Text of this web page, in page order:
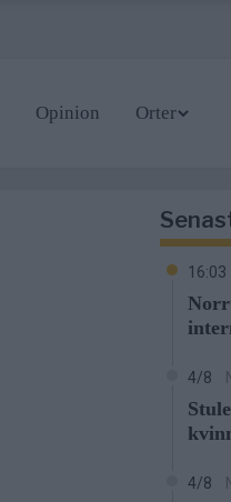
Opinion Orter
16:03
4/8
4/8